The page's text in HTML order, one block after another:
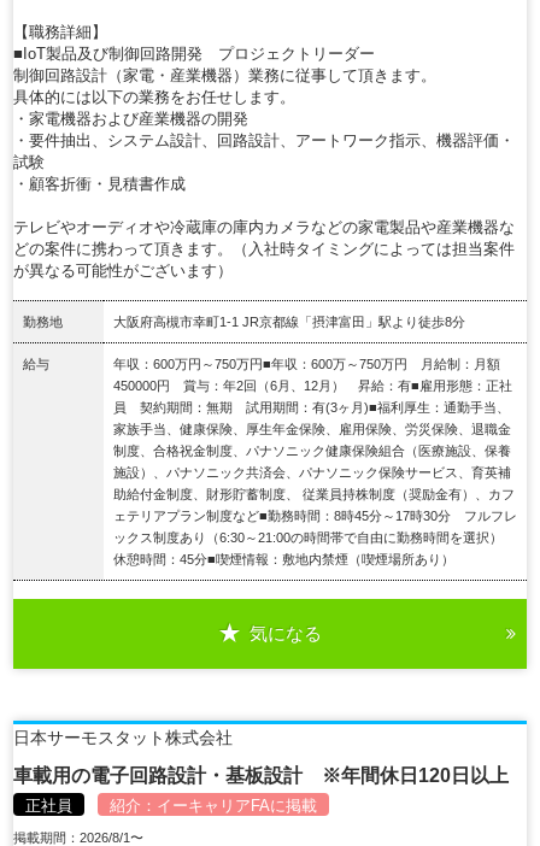
【職務詳細】
■IoT製品及び制御回路開発 プロジェクトリーダー
制御回路設計（家電・産業機器）業務に従事して頂きます。
具体的には以下の業務をお任せします。
・家電機器および産業機器の開発
・要件抽出、システム設計、回路設計、アートワーク指示、機器評価・
試験
・顧客折衝・見積書作成
テレビやオーディオや冷蔵庫の庫内カメラなどの家電製品や産業機器な
どの案件に携わって頂きます。（入社時タイミングによっては担当案件
が異なる可能性がございます）
勤務地 大阪府高槻市幸町1-1 JR京都線「摂津富田」駅より徒歩8分
給与
年収：600万円～750万円■年収：600万～750万円 月給制：月額
450000円 賞与：年2回（6月、12月） 昇給：有■雇用形態：正社
員 契約期間：無期 試用期間：有(3ヶ月)■福利厚生：通勤手当、
家族手当、健康保険、厚生年金保険、雇用保険、労災保険、退職金
制度、合格祝金制度、パナソニック健康保険組合（医療施設、保養
施設）、パナソニック共済会、パナソニック保険サービス、育英補
助給付金制度、財形貯蓄制度、 従業員持株制度（奨励金有）、カフ
ェテリアプラン制度など■勤務時間：8時45分～17時30分 フルフレ
ックス制度あり（6:30～21:00の時間帯で自由に勤務時間を選択）
休憩時間：45分■喫煙情報：敷地内禁煙（喫煙場所あり）
気になる
日本サーモスタット株式会社
車載用の電子回路設計・基板設計 ※年間休日120日以上
正社員 紹介： イーキャリアFAに掲載
掲載期間：2026/8/1〜